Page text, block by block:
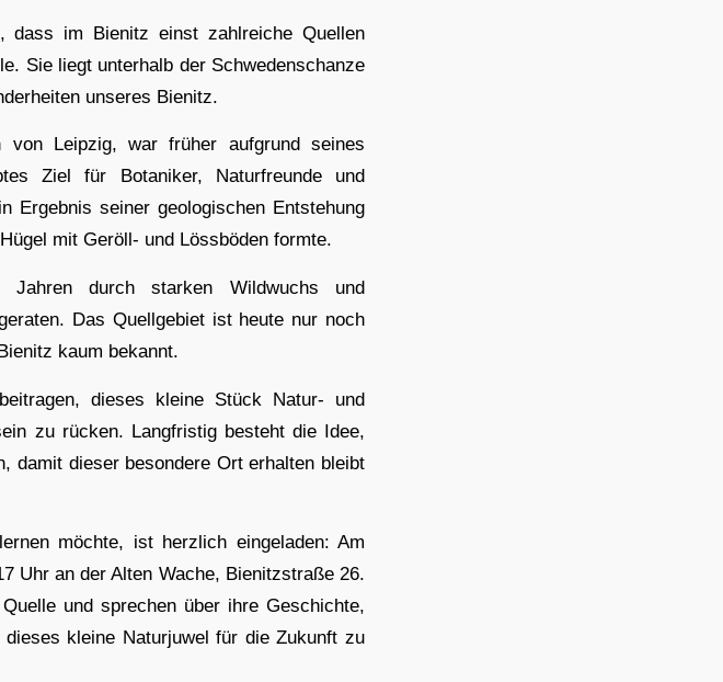
dass im Bienitz einst zahlreiche Quellen
Sie liegt unterhalb der Schwedenschanze
unseres Bienitz.
Leipzig, war früher aufgrund seines
Ziel für Botaniker, Naturfreunde und
Ergebnis seiner geologischen Entstehung
mit Geröll- und Lössböden formte.
durch starken Wildwuchs und
Das Quellgebiet ist heute nur noch
kaum bekannt.
dieses kleine Stück Natur- und
zu rücken. Langfristig besteht die Idee,
damit dieser besondere Ort erhalten bleibt
möchte, ist herzlich eingeladen: Am
Uhr an der Alten Wache, Bienitzstraße 26.
und sprechen über ihre Geschichte,
kleine Naturjuwel für die Zukunft zu